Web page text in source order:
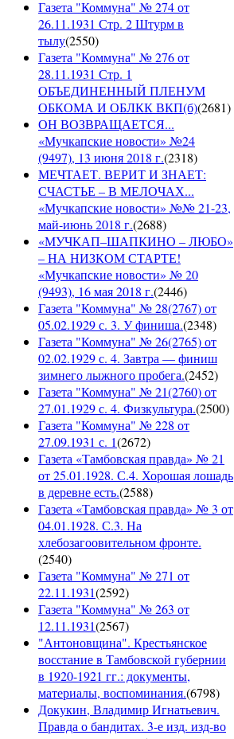
Газета "Коммуна" № 274 от
26.11.1931 Стр. 2 Штурм в
тылу(2550)
Газета "Коммуна" № 276 от
28.11.1931 Стр. 1
ОБЪЕДИНЕННЫЙ ПЛЕНУМ
ОБКОМА И ОБЛКК ВКП(б)(2681)
ОН ВОЗВРАЩАЕТСЯ...
«Мучкапские новости» №24
(9497), 13 июня 2018 г.(2318)
МЕЧТАЕТ. ВЕРИТ И ЗНАЕТ:
СЧАСТЬЕ – В МЕЛОЧАХ...
«Мучкапские новости» №№ 21-23,
май-июнь 2018 г.(2688)
«МУЧКАП–ШАПКИНО – ЛЮБО»
– НА НИЗКОМ СТАРТЕ!
«Мучкапские новости» № 20
(9493), 16 мая 2018 г.(2446)
Газета "Коммуна" № 28(2767) от
05.02.1929 с. 3. У финиша.(2348)
Газета "Коммуна" № 26(2765) от
02.02.1929 с. 4. Завтра — финиш
зимнего лыжного пробега.(2452)
Газета "Коммуна" № 21(2760) от
27.01.1929 с. 4. Физкультура.(2500)
Газета "Коммуна" № 228 от
27.09.1931 с. 1(2672)
Газета «Тамбовская правда» № 21
от 25.01.1928. С.4. Хорошая лошадь
в деревне есть.(2588)
Газета «Тамбовская правда» № 3 от
04.01.1928. С.3. На
хлебозагоовительном фронте.
(2540)
Газета "Коммуна" № 271 от
22.11.1931(2592)
Газета "Коммуна" № 263 от
12.11.1931(2567)
"Антоновщина". Крестьянское
восстание в Тамбовской губернии
в 1920-1921 гг.: документы,
материалы, воспоминания.(6798)
Докукин, Владимир Игнатьевич.
Правда о бандитах. 3-е изд. изд-во